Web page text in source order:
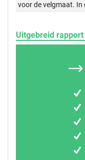
voor de velgmaat. In
Uitgebreid rapport